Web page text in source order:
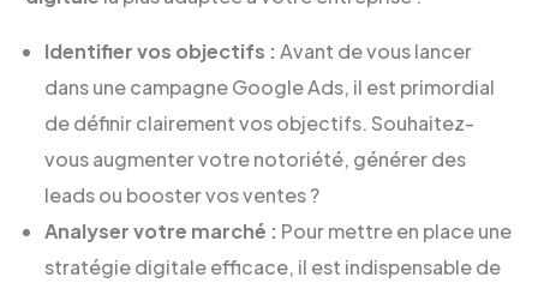
Identifier vos objectifs : Avant de vous lancer
dans une campagne Google Ads, il est primordial
de définir clairement vos objectifs. Souhaitez-
vous augmenter votre notoriété, générer des
leads ou booster vos ventes ?
Analyser votre marché : Pour mettre en place une
stratégie digitale efficace, il est indispensable de